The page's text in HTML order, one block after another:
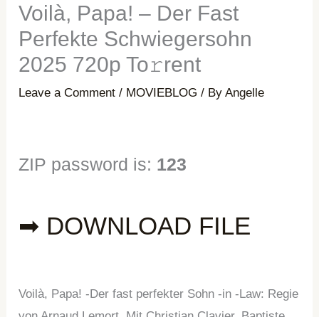
Voilà, Papa! – Der Fast
Perfekte Schwiegersohn
2025 720p To𝚛rent
Leave a Comment / MOVIEBLOG / ByAngelle
ZIP password is: 123
➡ DOWNLOAD FILE
Voilà, Papa! -Der fast perfekter Sohn -in -Law: Regie